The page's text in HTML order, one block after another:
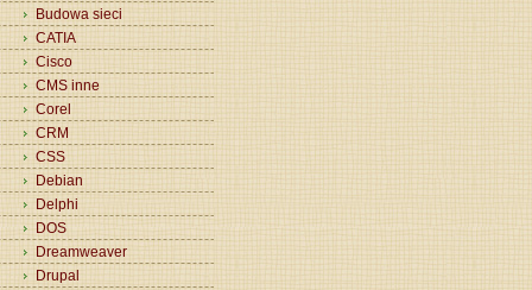
Budowa sieci
CATIA
Cisco
CMS inne
Corel
CRM
CSS
Debian
Delphi
DOS
Dreamweaver
Drupal